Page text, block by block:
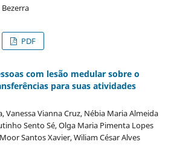
PDF
com lesão medular sobre o
para suas atividades
Vanessa Vianna Cruz, Nébia Maria Almeida
Sento Sé, Olga Maria Pimenta Lopes
Santos Xavier, Wiliam César Alves